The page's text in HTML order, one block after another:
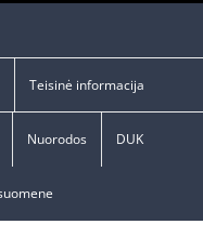
Teisinė informacija
Nuorodos DUK